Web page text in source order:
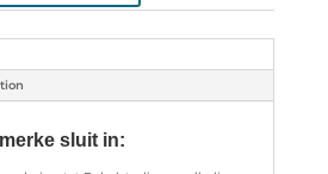
sluit in: